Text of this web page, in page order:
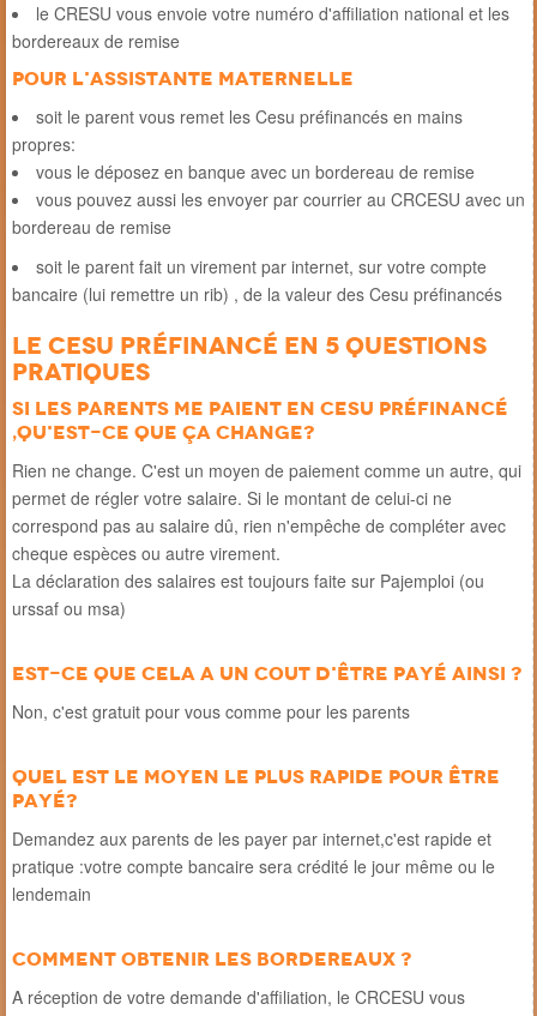
le CRESU vous envoie votre numéro d'affiliation national et les
bordereaux de remise
Pour l'assistante maternelle
soit le parent vous remet les Cesu préfinancés en mains
propres:
vous le déposez en banque avec un bordereau de remise
vous pouvez aussi les envoyer par courrier au CRCESU avec un
bordereau de remise
soit le parent fait un virement par internet, sur votre compte
bancaire (lui remettre un rib) , de la valeur des Cesu préfinancés
Le Cesu préfinancé en 5 questions
pratiques
Si les parents me paient en cesu préfinancé
,qu'est-ce que ça change?
Rien ne change. C'est un moyen de paiement comme un autre, qui
permet de régler votre salaire. Si le montant de celui-ci ne
correspond pas au salaire dû, rien n'empêche de compléter avec
cheque espèces ou autre virement.
La déclaration des salaires est toujours faite sur Pajemploi (ou
urssaf ou msa)
Est-ce que cela a un cout d'être payé ainsi ?
Non, c'est gratuit pour vous comme pour les parents
Quel est le moyen le plus rapide pour être
payé?
Demandez aux parents de les payer par internet,c'est rapide et
pratique :votre compte bancaire sera crédité le jour même ou le
lendemain
Comment obtenir les bordereaux ?
A réception de votre demande d'affiliation, le CRCESU vous